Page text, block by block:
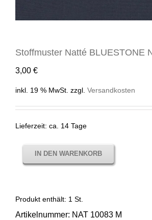
Stoffmuster Natté BLUESTONE
3,00 €
inkl. 19 % MwSt. zzgl. Versandkosten
Lieferzeit: ca. 14 Tage
IN DEN WARENKORB
Produkt enthält: 1 St.
Artikelnummer: NAT 10083 M